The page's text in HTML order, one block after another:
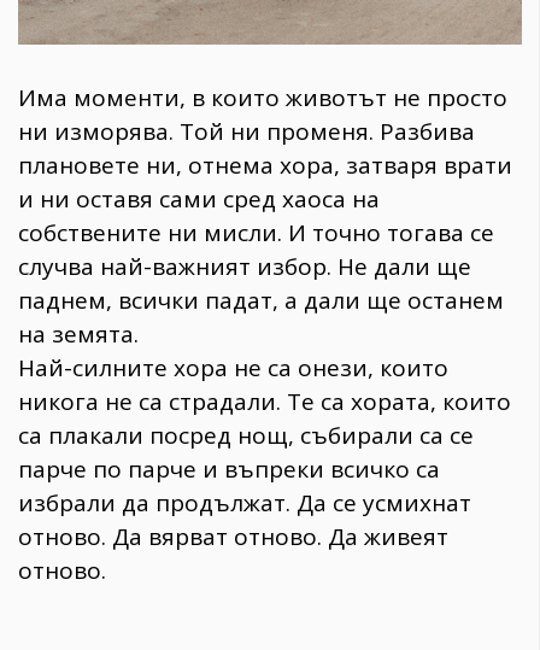
Има моменти, в които животът не просто
ни изморява. Той ни променя. Разбива
плановете ни, отнема хора, затваря врати
и ни оставя сами сред хаоса на
собствените ни мисли. И точно тогава се
случва най-важният избор. Не дали ще
паднем, всички падат, а дали ще останем
на земята.
Най-силните хора не са онези, които
никога не са страдали. Те са хората, които
са плакали посред нощ, събирали са се
парче по парче и въпреки всичко са
избрали да продължат. Да се усмихнат
отново. Да вярват отново. Да живеят
отново.